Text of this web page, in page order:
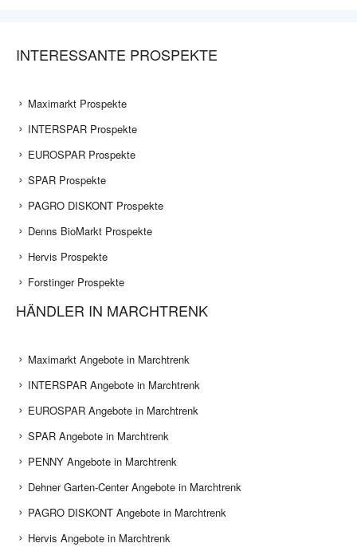
INTERESSANTE PROSPEKTE
Maximarkt Prospekte
INTERSPAR Prospekte
EUROSPAR Prospekte
SPAR Prospekte
PAGRO DISKONT Prospekte
Denns BioMarkt Prospekte
Hervis Prospekte
Forstinger Prospekte
HÄNDLER IN MARCHTRENK
Maximarkt Angebote in Marchtrenk
INTERSPAR Angebote in Marchtrenk
EUROSPAR Angebote in Marchtrenk
SPAR Angebote in Marchtrenk
PENNY Angebote in Marchtrenk
Dehner Garten-Center Angebote in Marchtrenk
PAGRO DISKONT Angebote in Marchtrenk
Hervis Angebote in Marchtrenk